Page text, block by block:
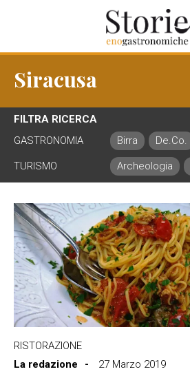
Siracusa
FILTRA RICERCA
GASTRONOMIA
Birra De.Co.
TURISMO Archeologia
RISTORAZIONE
La redazione
27 Marzo 2019